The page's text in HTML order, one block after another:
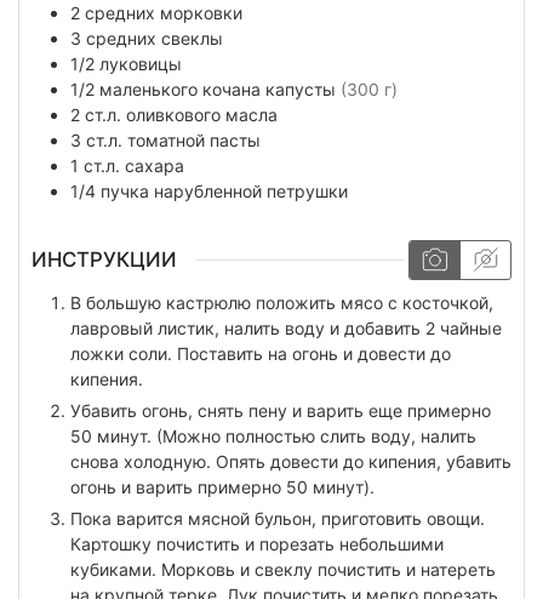
2 средних морковки
3 средних свеклы
1/2 луковицы
1/2 маленького кочана капусты (300 г)
2 ст.л. оливкового масла
3 ст.л. томатной пасты
1 ст.л. сахара
1/4 пучка нарубленной петрушки
ИНСТРУКЦИИ
В большую кастрюлю положить мясо с косточкой,
лавровый листик, налить воду и добавить 2 чайные
ложки соли. Поставить на огонь и довести до
кипения.
Убавить огонь, снять пену и варить еще примерно
50 минут. (Можно полностью слить воду, налить
снова холодную. Опять довести до кипения, убавить
огонь и варить примерно 50 минут).
Пока варится мясной бульон, приготовить овощи.
Картошку почистить и порезать небольшими
кубиками. Морковь и свеклу почистить и натереть